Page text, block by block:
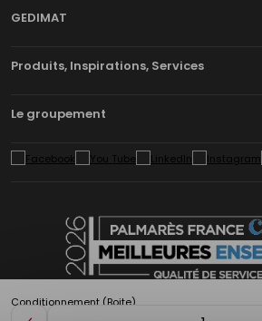
Conditionnement (Boite)
GEDIMAT
Produits, Inspirations, Services
Le groupement